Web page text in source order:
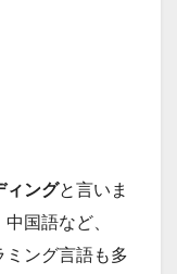
ィングと言いま
国語など、
ング言語も多